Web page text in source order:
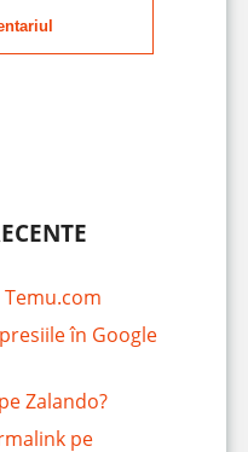
în Google
Zalando?
pe